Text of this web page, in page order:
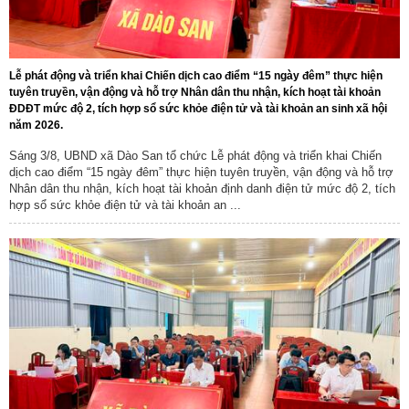
Lễ phát động và triển khai Chiến dịch cao điểm “15 ngày đêm” thực hiện
tuyên truyền, vận động và hỗ trợ Nhân dân thu nhận, kích hoạt tài khoản
ĐDĐT mức độ 2, tích hợp sổ sức khỏe điện tử và tài khoản an sinh xã hội
năm 2026.
Sáng 3/8, UBND xã Dào San tổ chức Lễ phát động và triển khai Chiến
dịch cao điểm “15 ngày đêm” thực hiện tuyên truyền, vận động và hỗ trợ
Nhân dân thu nhận, kích hoạt tài khoản định danh điện tử mức độ 2, tích
hợp sổ sức khỏe điện tử và tài khoản an ...